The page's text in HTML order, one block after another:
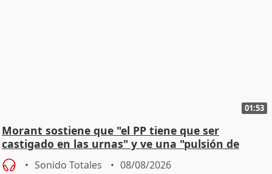
01:53
Morant sostiene que "el PP tiene que ser
castigado en las urnas" y ve una "pulsión de
cambio"
Sonido Totales 08/08/2026